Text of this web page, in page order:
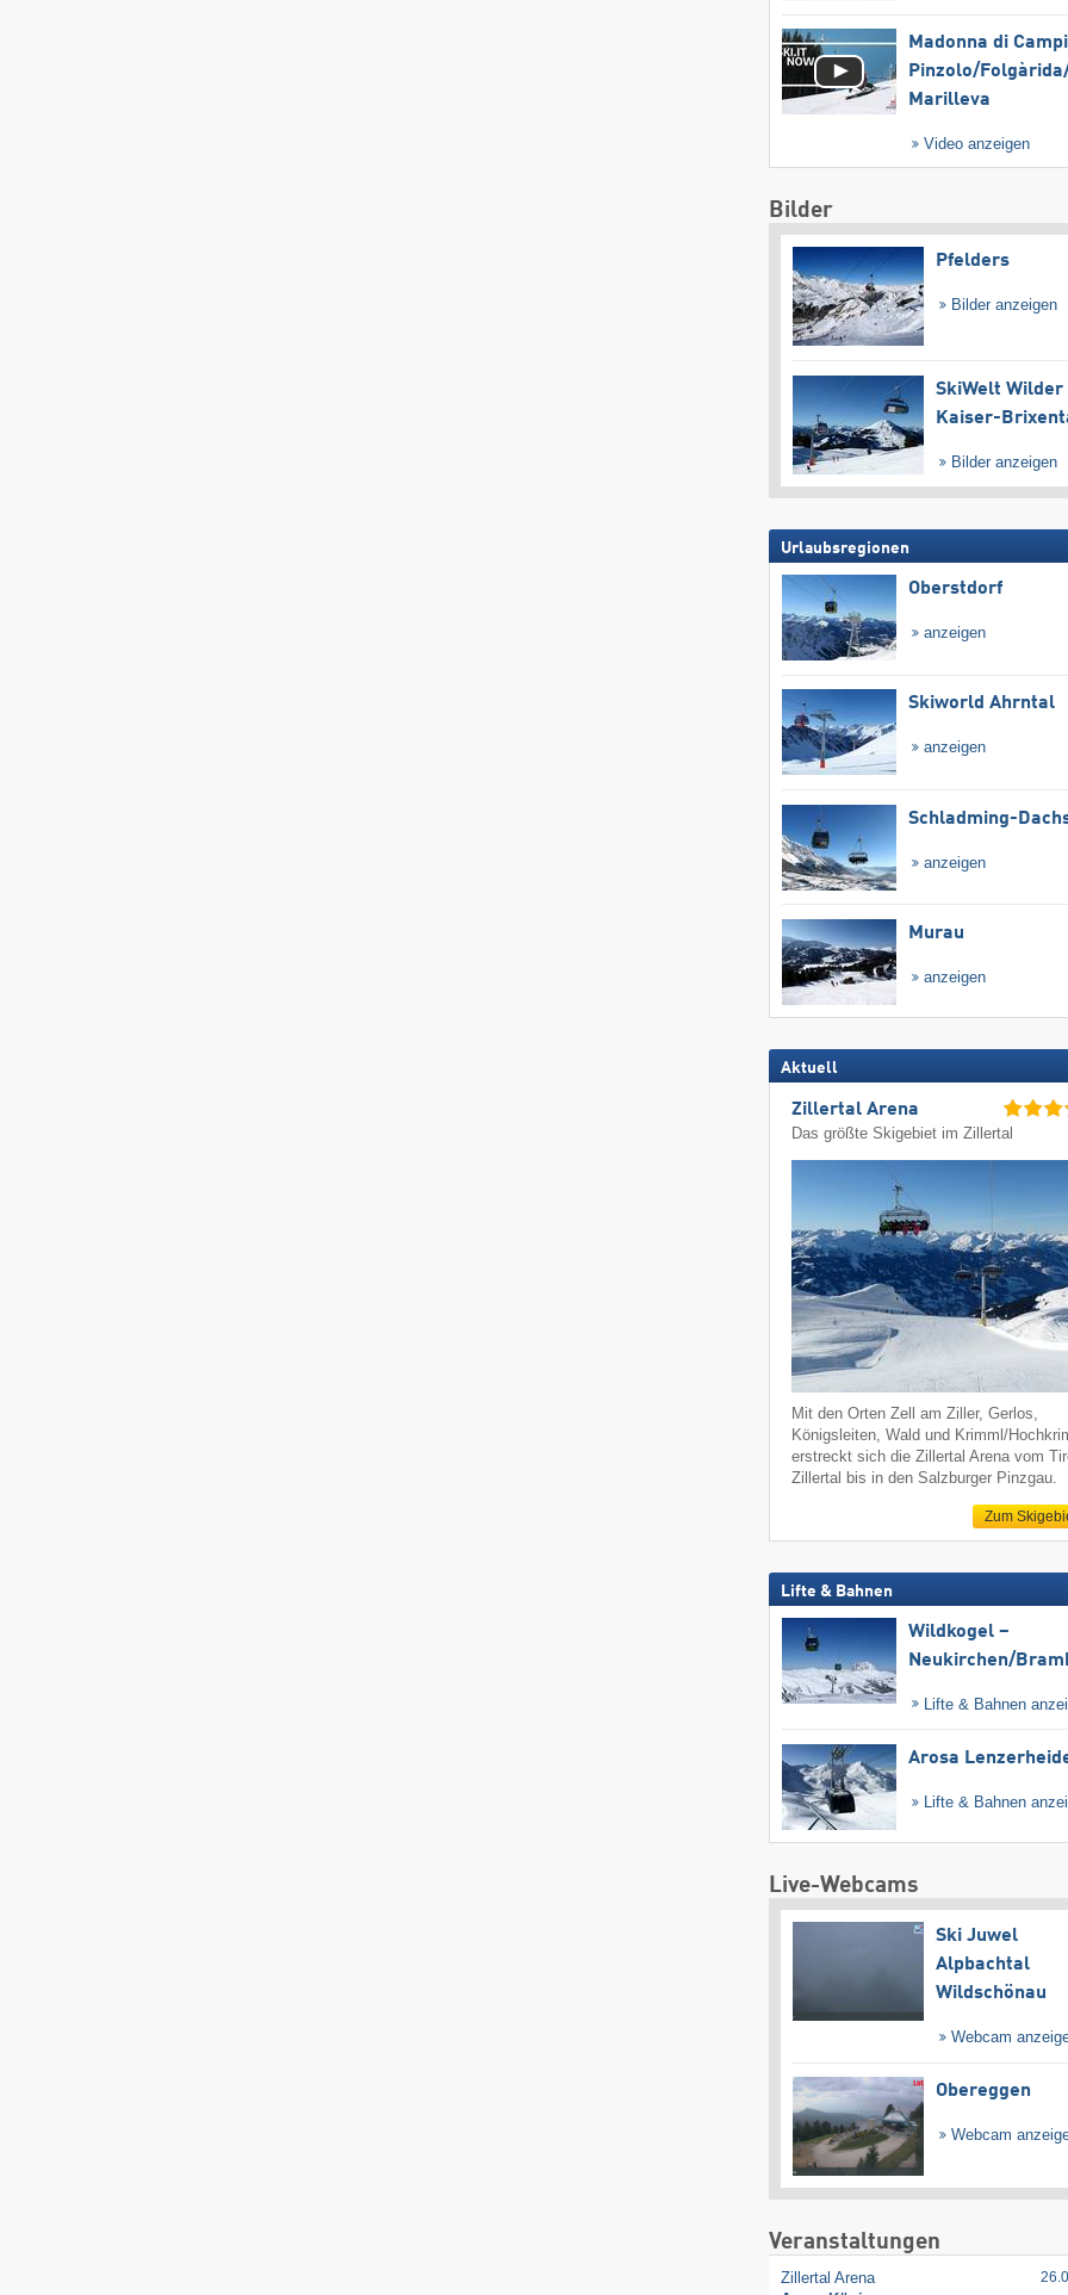
Madonna di
Pinzolo/​
Marilleva
Video anzeigen
Bilder
Pfelders
Bilder anzeigen
SkiWelt Wilder
Kaiser-
Bilder anzeigen
Urlaubsregionen
Oberstdorf
anzeigen
Skiworld Ahrntal
anzeigen
Schladming-
anzeigen
Murau
anzeigen
Aktuell
Zillertal Arena
Das größte Skigebiet im Zillertal
Mit den Orten Zell am Ziller, Gerlos,
Königsleiten, Wald und Krimml/
erstreckt sich die Zillertal Arena vom
Zillertal bis in den Salzburger Pinzgau.
Zum
Lifte & Bahnen
Wildkogel –
Neukirchen/​
Lifte & Bahnen
Arosa
Lifte & Bahnen
Live-Webcams
Ski Juwel
Alpbachtal
Wildschönau
Webcam
Obereggen
Webcam
Veranstaltungen
Zillertal Arena